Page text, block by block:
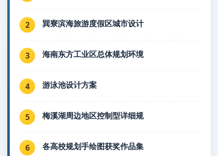
2 巽寮滨海旅游度假区城市设计
3 海南东方工业区总体规划环境
4 游泳池设计方案
5 梅溪湖周边地区控制型详细规
6 各高校规划手绘图获奖作品集